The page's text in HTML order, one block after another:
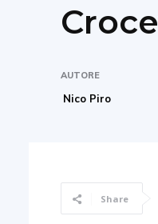
AUTORE
Nico Piro
Share